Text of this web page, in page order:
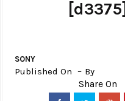
[d3375]
SONY
Published On By